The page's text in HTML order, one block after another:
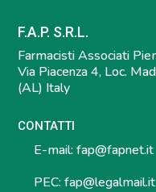
F.A.P. S.R.L.
Farmacisti Associati
Via Piacenza 4, Loc.
(AL) Italy
CONTATTI
E-mail: fap@fapnet.it
PEC: fap@legalmail.it